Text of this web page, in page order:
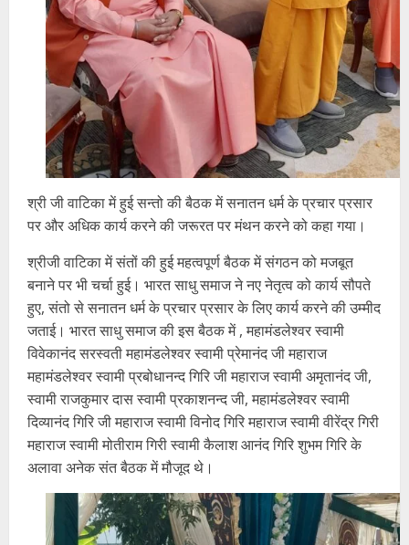
श्री जी वाटिका में हुई सन्तो की बैठक में सनातन धर्म के प्रचार प्रसार
पर और अधिक कार्य करने की जरूरत पर मंथन करने को कहा गया।
श्रीजी वाटिका में संतों की हुई महत्वपूर्ण बैठक में संगठन को मजबूत
बनाने पर भी चर्चा हुई। भारत साधु समाज ने नए नेतृत्व को कार्य सौपते
हुए, संतो से सनातन धर्म के प्रचार प्रसार के लिए कार्य करने की उम्मीद
जताई। भारत साधु समाज की इस बैठक में , महामंडलेश्वर स्वामी
विवेकानंद सरस्वती महामंडलेश्वर स्वामी प्रेमानंद जी महाराज
महामंडलेश्वर स्वामी प्रबोधानन्द गिरि जी महाराज स्वामी अमृतानंद जी,
स्वामी राजकुमार दास स्वामी प्रकाशनन्द जी, महामंडलेश्वर स्वामी
दिव्यानंद गिरि जी महाराज स्वामी विनोद गिरि महाराज स्वामी वीरेंद्र गिरी
महाराज स्वामी मोतीराम गिरी स्वामी कैलाश आनंद गिरि शुभम गिरि के
अलावा अनेक संत बैठक में मौजूद थे।